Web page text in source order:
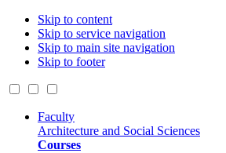
Skip to content
Skip to service navigation
Skip to main site navigation
Skip to footer
Faculty
Architecture and Social Sciences
Courses